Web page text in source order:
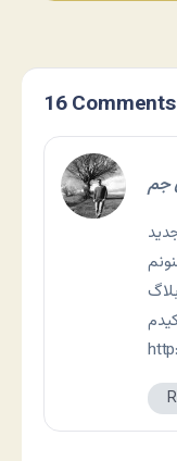
16 Comments
جم